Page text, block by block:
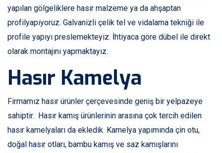
yapılan gölgeliklere hasır malzeme ya da ahşaptan
profilyapıyoruz. Galvanizli çelik tel ve vidalama tekniği ile
profile yapıyı preslemekteyiz. İhtiyaca göre dübel ile direkt
olarak montajını yapmaktayız.
Hasır Kamelya
Firmamız hasır ürünler çerçevesinde geniş bir yelpazeye
sahiptir. Hasır kamış ürünlerinin arasına çok tercih edilen
hasır kamelyaları da ekledik. Kamelya yapımında çin otu,
doğal hasır otları, bambu kamış ve saz kamışlarını